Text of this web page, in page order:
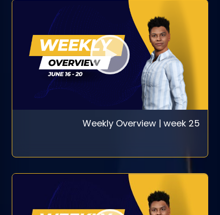
Weekly Overview | week 25